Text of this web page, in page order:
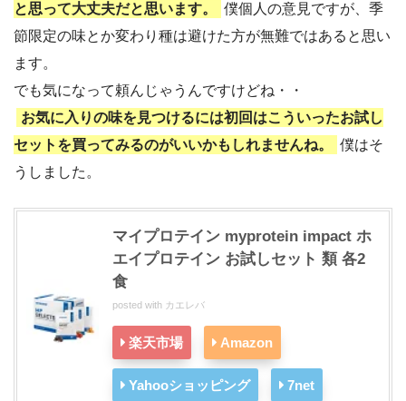
と思って大丈夫だと思います。
僕個人の意見ですが、季
節限定の味とか変わり種は避けた方が無難ではあると思い
ます。
でも気になって頼んじゃうんですけどね・・
お気に入りの味を見つけるには初回はこういったお試し
セットを買ってみるのがいいかもしれませんね。
僕はそ
うしました。
マイプロテイン myprotein impact ホ
エイプロテイン お試しセット 類 各2
食
posted with カエレバ
楽天市場 Amazon
Yahooショッピング 7net